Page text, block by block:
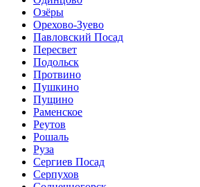
Озёры
Орехово-Зуево
Павловский Посад
Пересвет
Подольск
Протвино
Пушкино
Пущино
Раменское
Реутов
Рошаль
Руза
Сергиев Посад
Серпухов